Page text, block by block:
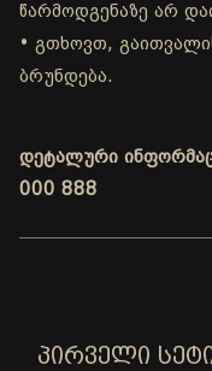
წარმოდგენაზე არ
• გთხოვთ,
ბრუნდება.
დეტალური
000 888
ᲞᲘᲠᲕᲔᲚᲘ